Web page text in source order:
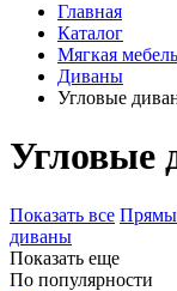
Главная
Каталог
Мягкая мебель
Диваны
Угловые
Угловые
Показать все
диваны
Показать еще
По популярности